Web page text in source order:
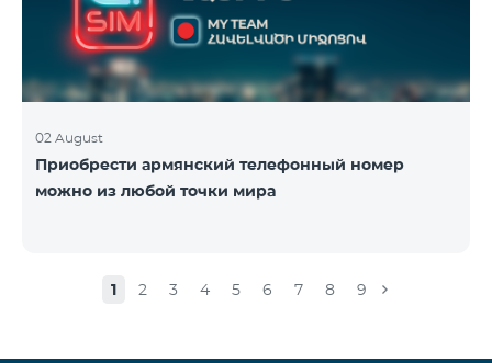
02 August
Приобрести армянский телефонный номер
можно из любой точки мира
1 2 3 4 5 6 7 8 9